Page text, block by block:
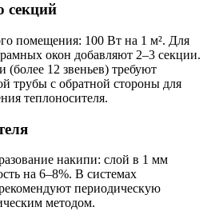
секций
помещения: 100 Вт на 1 м². Для
окон добавляют 2–3 секции.
12 звеньев) требуют
трубы с обратной стороны для
теплоносителя.
накипи: слой в 1 мм
на 6–8%. В системах
периодическую
методом.